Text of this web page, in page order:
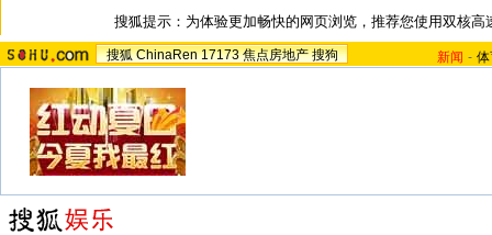
搜狐提示：为体验更加畅快的网页浏览，推荐您使用双核高
搜狐 ChinaRen 17173 焦点房地产 搜狗 新闻 -